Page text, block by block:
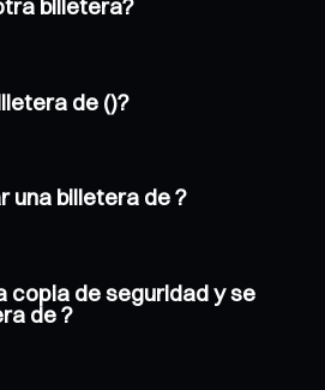
billetera?
de ()?
una billetera de ?
copia de seguridad y se
de ?